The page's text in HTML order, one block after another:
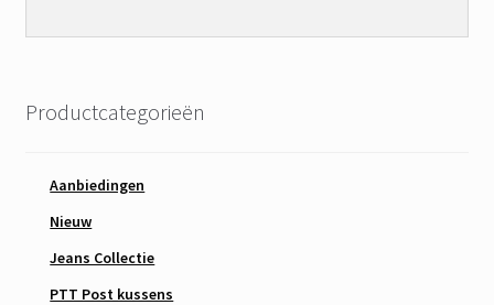
Productcategorieën
Aanbiedingen
Nieuw
Jeans Collectie
PTT Post kussens